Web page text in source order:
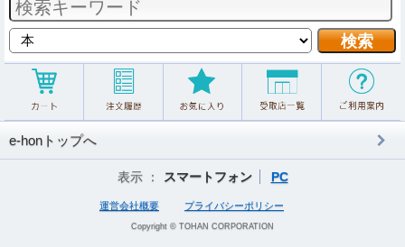
e-honトップへ
表示 ： スマートフォン PC
運営会社概要 プライバシーポリシー
Copyright © TOHAN CORPORATION